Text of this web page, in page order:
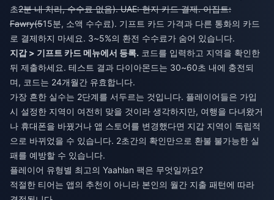
초2분 내 처리, 수수료 없음). UAE: 현지 카드 결제. 이집트:
Fawry(515분, 소액 수수료). 기프트 카드 가격과 다른 통화의 카드
로 결제하지 마세요. 3~5%의 환전 수수료가 숨어 있습니다.
지갑 > 기프트 카드 메뉴에서 등록. 코드를 입력하고 지역을 확인한
뒤 제출하세요. 테스트 결과 다이아몬드는 30~60초 내에 충전되
며, 코드는 24개월간 유효합니다.
가장 흔한 실수는 2단계를 서두르는 것입니다. 플레이어들은 가입
시 설정한 지역이 여전히 맞을 것이라 생각하지만, 여행을 다녀왔거
나 휴대폰을 바꿨거나 앱 스토어를 변경했다면 지갑 지역이 독립적
으로 바뀌었을 수 있습니다. 2초간의 확인만으로 환불 불가능한 실
패를 예방할 수 있습니다.
플레이어 유형별 최고의 Yaahlan 팩은 무엇일까요?
적절한 티어는 앱의 추천이 아니라 본인의 월간 지출 패턴에 따라